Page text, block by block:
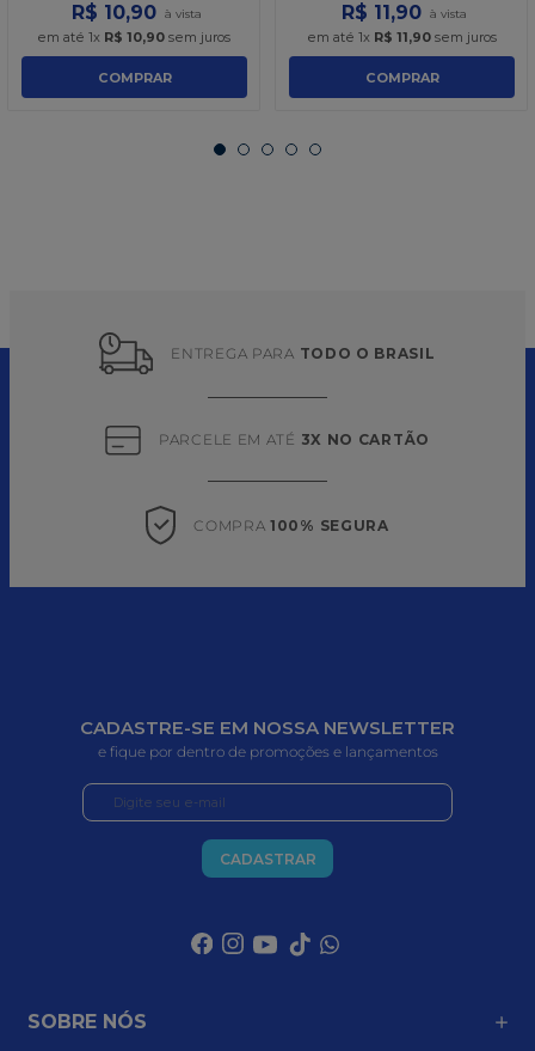
R$ 10,90
em até 1x R$ 10,90 sem juros
COMPRAR
R$ 11 ,90
em até 1x R$ 11,90sem juros
COMPRAR
ENTREGA PARA TODO O BRASIL
PARCELE EM ATÉ 3X NO CARTÃO
COMPRA 100% SEGURA
CADASTRE-SE EM NOSSA NEWSLETTER
e fique por dentro de promoções e lançamentos
CADASTRAR
SOBRE NÓS